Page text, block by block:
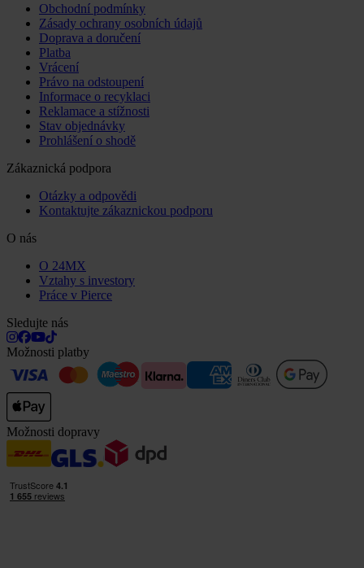
Obchodní podmínky
Zásady ochrany osobních údajů
Doprava a doručení
Platba
Vrácení
Právo na odstoupení
Informace o recyklaci
Reklamace a stížnosti
Stav objednávky
Prohlášení o shodě
Zákaznická podpora
Otázky a odpovědi
Kontaktujte zákaznickou podporu
O nás
O 24MX
Vztahy s investory
Práce v Pierce
Sledujte nás
Možnosti platby
Možnosti dopravy